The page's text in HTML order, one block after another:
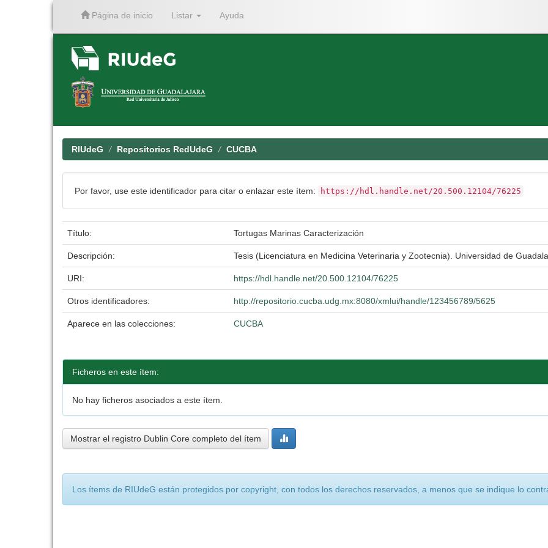
Página de inicio Listar Ayuda
RIUdeG Repositorios RedUdeG CUCBA
Por favor, use este identificador para citar o enlazar este ítem: https://hdl.handle.net/20.500.12104/76225
Título: Tortugas Marinas Caracterización
Descripción: Tesis (Licenciatura en Medicina Veterinaria y Zootecnia). Universidad de
URI: https://hdl.handle.net/20.500.12104/76225
Otros identificadores: http://repositorio.cucba.udg.mx:8080/xmlui/handle/123456789/5625
Aparece en las colecciones: CUCBA
Ficheros en este ítem:
No hay ficheros asociados a este ítem.
Mostrar el registro Dublin Core completo del ítem
Los ítems de RIUdeG están protegidos por copyright, con todos los derechos reservados, a menos que se indique lo